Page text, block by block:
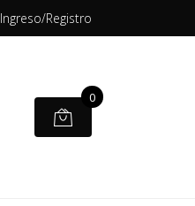
Ingreso/Registro
0